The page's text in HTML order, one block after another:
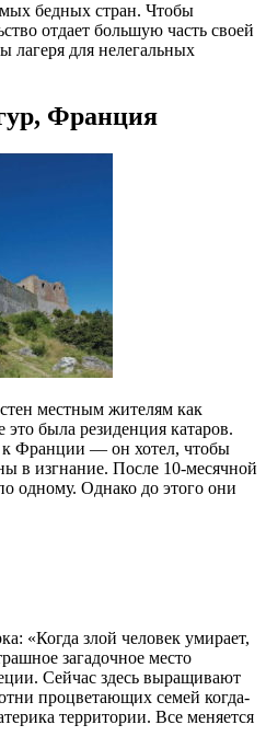
бедных стран. Чтобы
отдает большую часть своей
лагеря для нелегальных
Франция
местным жителям как
это была резиденция катаров.
Франции — он хотел, чтобы
в изгнание. После 10-месячной
одному. Однако до этого они
«Когда злой человек умирает,
загадочное место
Сейчас здесь выращивают
процветающих семей когда-
территории. Все меняется